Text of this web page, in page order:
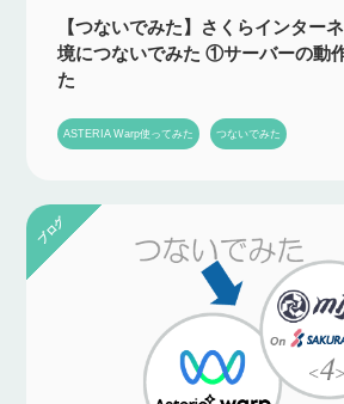
【つないでみた】さくらインター
境につないでみた ①サーバーの動
た
ASTERIA Warp使ってみた つないでみた